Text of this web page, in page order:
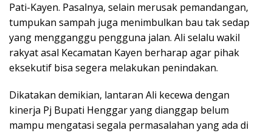
Pati-Kayen. Pasalnya, selain merusak pemandangan,
tumpukan sampah juga menimbulkan bau tak sedap
yang mengganggu pengguna jalan. Ali selalu wakil
rakyat asal Kecamatan Kayen berharap agar pihak
eksekutif bisa segera melakukan penindakan.
Dikatakan demikian, lantaran Ali kecewa dengan
kinerja Pj Bupati Henggar yang dianggap belum
mampu mengatasi segala permasalahan yang ada di